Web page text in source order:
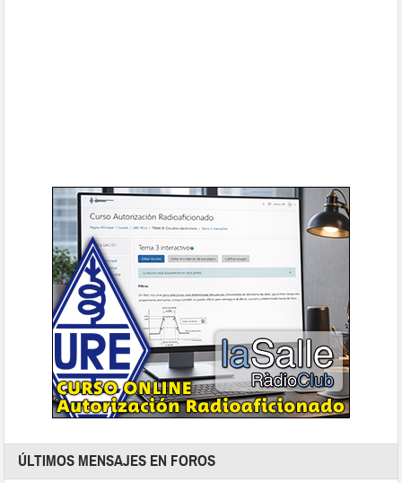
ÚLTIMOS MENSAJES EN FOROS